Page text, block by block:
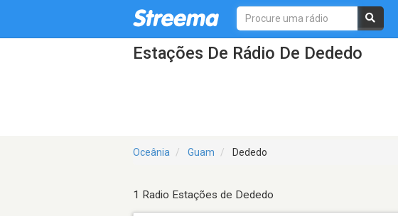
Estações De Rádio De Dededo
Oceânia Guam Dededo
1 Radio Estações de Dededo